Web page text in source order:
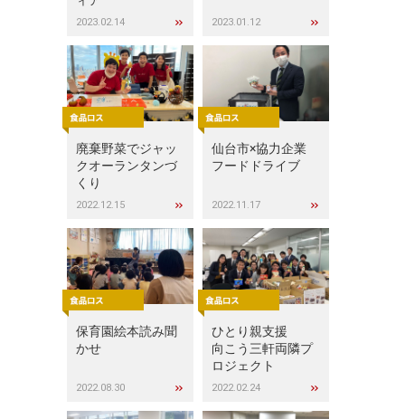
2023.02.14 2023.01.12
廃棄野菜でジャッ
クオーランタンづ
くり
2022.12.15
仙台市×協力企業
フードドライブ
2022.11.17
保育園絵本読み聞
かせ
2022.08.30
ひとり親支援
向こう三軒両隣プ
ロジェクト
2022.02.24